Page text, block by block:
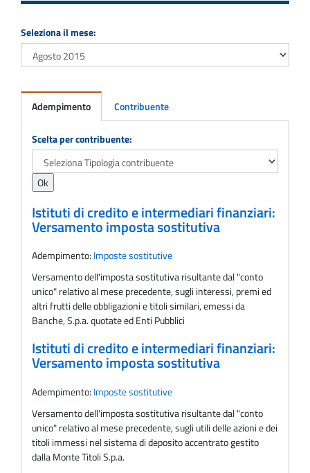
Seleziona il mese:
Adempimento Contribuente
Adempimento
Scelta per contribuente:
Istituti di credito e intermediari finanziari:
Versamento imposta sostitutiva
Adempimento: Imposte sostitutive
Versamento dell'imposta sostitutiva risultante dal "conto
unico" relativo al mese precedente, sugli interessi, premi ed
altri frutti delle obbligazioni e titoli similari, emessi da
Banche, S.p.a. quotate ed Enti Pubblici
Istituti di credito e intermediari finanziari:
Versamento imposta sostitutiva
Adempimento: Imposte sostitutive
Versamento dell'imposta sostitutiva risultante dal "conto
unico" relativo al mese precedente, sugli utili delle azioni e dei
titoli immessi nel sistema di deposito accentrato gestito
dalla Monte Titoli S.p.a.